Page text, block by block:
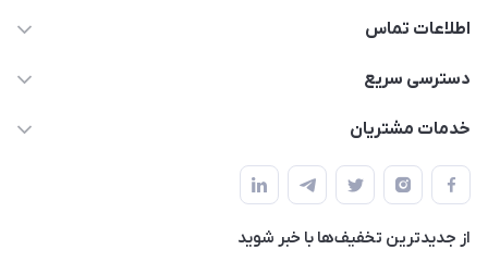
اطلاعات تماس
09165044753
دسترسی سریع
حساب کاربری
لیست محصولات
درباره ما
خدمات مشتریان
قوانین و مقررات
حریم خصوصی
راهنما
از جدید‌ترین تخفیف‌ها با‌ خبر شوید